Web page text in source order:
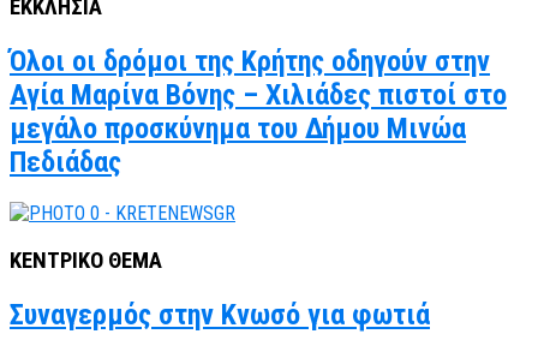
ΕΚΚΛΗΣΙΑ
Όλοι οι δρόμοι της Κρήτης οδηγούν στην
Αγία Μαρίνα Βόνης – Χιλιάδες πιστοί στο
μεγάλο προσκύνημα του Δήμου Μινώα
Πεδιάδας
ΚΕΝΤΡΙΚΟ ΘΕΜΑ
Συναγερμός στην Κνωσό για φωτιά